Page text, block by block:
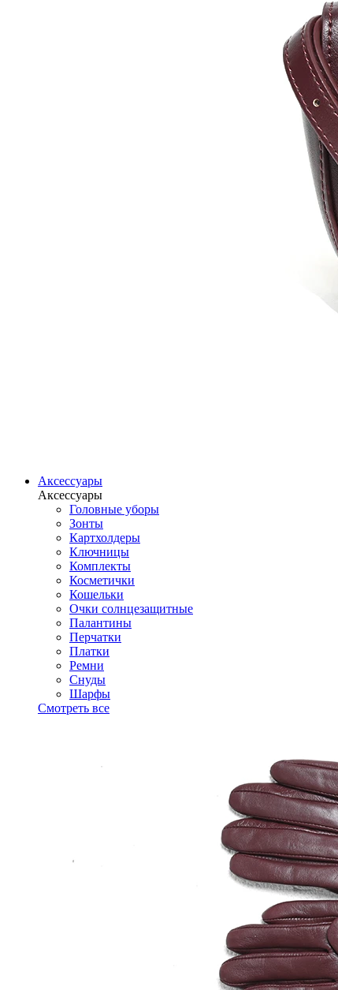
Аксессуары
Аксессуары
Головные уборы
Зонты
Картхолдеры
Ключницы
Комплекты
Косметички
Кошельки
Очки солнцезащитные
Палантины
Перчатки
Платки
Ремни
Снуды
Шарфы
Смотреть все